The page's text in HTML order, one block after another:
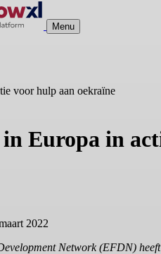
Menu
voor hulp aan oekraïne
Europa in
2022
Network (EFDN)